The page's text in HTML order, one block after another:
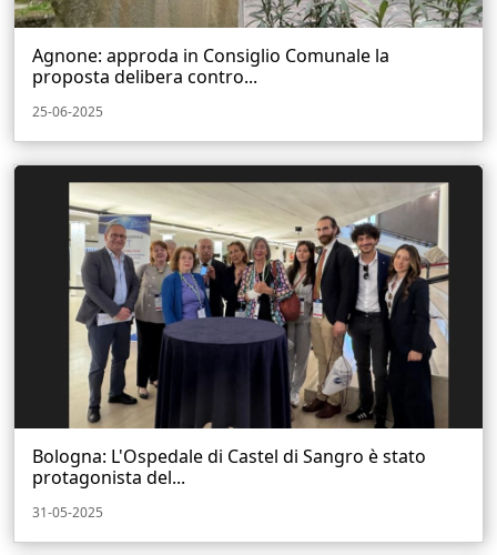
Agnone: approda in Consiglio Comunale la
proposta delibera contro...
25-06-2025
Bologna: L'Ospedale di Castel di Sangro è stato
protagonista del...
31-05-2025